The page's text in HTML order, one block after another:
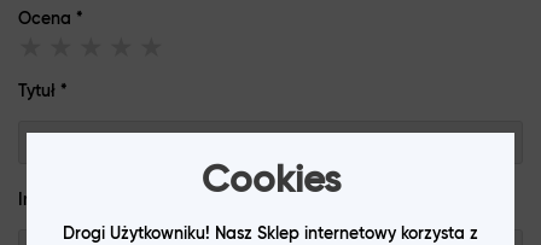
Ocena
Tytuł
Imię Cookies
Drogi Użytkowniku! Nasz Sklep internetowy korzysta z